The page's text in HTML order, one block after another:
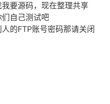
要源码，现在整理共享
自己测试吧
的FTP账号密码那请关闭